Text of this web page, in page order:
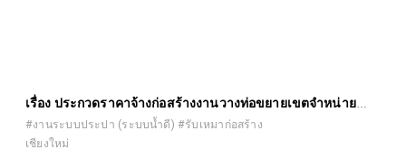
เรื่อง ประกวดราคาจ้างก่อสร้างงานวางท่อขยายเขตจำหน่ายน้ำ
บ้านร้องขุ่น ซอย ๔ หมู่ ๑๐ ตำบลสันปู เลย อำเภอดอยสะเก็ด
จังหวัดเชียงใหม่ ด้วยวิธีประกวดราคาอิเล็กทรอนิกส์ (e-bidding)
#งานระบบประปา (ระบบน้ำดี) #รับเหมาก่อสร้าง
เชียงใหม่